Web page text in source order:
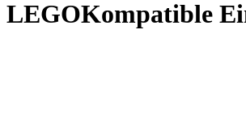
LEGOKompatible